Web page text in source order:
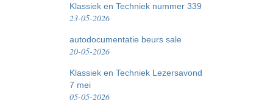
Klassiek en Techniek nummer 339
23-05-2026
autodocumentatie beurs sale
20-05-2026
Klassiek en Techniek Lezersavond
7 mei
05-05-2026